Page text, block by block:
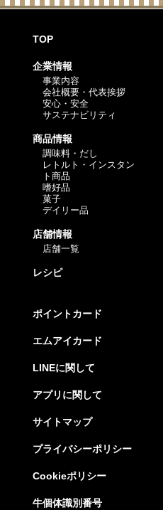
TOP
企業情報
事業内容
会社概要・代表挨拶
安心・安全
サステナビリティ
商品情報
調味料・だし
レトルト・インスタン
ト商品
嗜好品
菓子
デイリー品
店舗情報
店舗一覧
レシピ
ポイントカード
エムアイカード
LINEに関して
アプリに関して
サイトマップ
プライバシーポリシー
Cookieポリシー
牛個体識別番号